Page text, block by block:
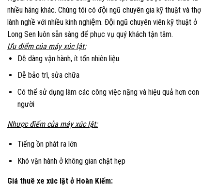
nhiều hãng khác. Chúng tôi có đội ngũ chuyên gia kỹ thuật và thợ
lành nghề với nhiều kinh nghiệm. Đội ngũ chuyên viên kỹ thuật ở
Long Sen luôn sẵn sàng để phục vụ quý khách tận tâm.
Ưu điểm của máyxúc lật:
Dễ dàng vận hành, ít tốn nhiên liệu.
Dễ bảo trì, sửa chữa
Có thể sử dụng làm các công việc nặng và hiệu quả hơn con
người
Nhược điểm của máy xúc lật:
Tiếng ồn phát ra lớn
Khó vận hành ở không gian chật hẹp
Giá thuê xe xúc lật ở Hoàn Kiếm: